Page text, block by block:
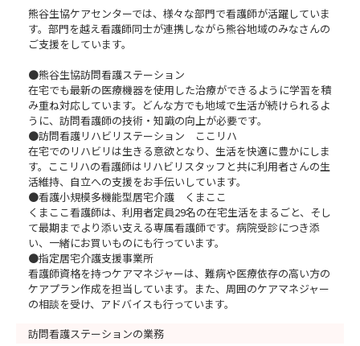
熊谷生協ケアセンターでは、様々な部門で看護師が活躍していま
す。部門を越え看護師同士が連携しながら熊谷地域のみなさんの
ご支援をしています。
●熊谷生協訪問看護ステーション
在宅でも最新の医療機器を使用した治療ができるように学習を積
み重ね対応しています。どんな方でも地域で生活が続けられるよ
うに、訪問看護師の技術・知識の向上が必要です。
●訪問看護リハビリステーション ここリハ
在宅でのリハビリは生きる意欲となり、生活を快適に豊かにしま
す。ここリハの看護師はリハビリスタッフと共に利用者さんの生
活維持、自立への支援をお手伝いしています。
●看護小規模多機能型居宅介護 くまここ
くまここ看護師は、利用者定員29名の在宅生活をまるごと、そし
て最期までより添い支える専属看護師です。病院受診につき添
い、一緒にお買いものにも行っています。
●指定居宅介護支援事業所
看護師資格を持つケアマネジャーは、難病や医療依存の高い方の
ケアプラン作成を担当しています。また、周囲のケアマネジャー
の相談を受け、アドバイスも行っています。
訪問看護ステーションの業務